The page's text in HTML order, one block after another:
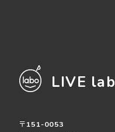
LIVE
〒151-0053